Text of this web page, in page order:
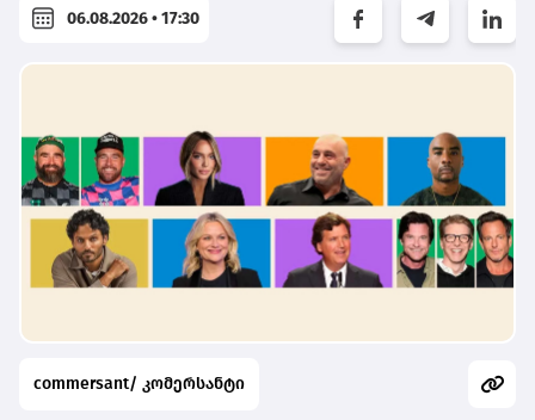
06.08.2026 • 17:30
commersant/ კომერსანტი